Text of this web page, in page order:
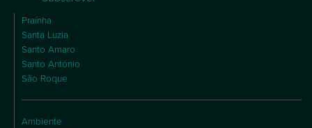
Praínha
Santa Luzia
Santo Amaro
Santo António
São Roque
Ambiente